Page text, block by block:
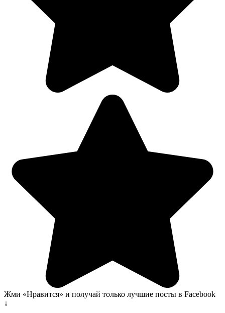
Жми «Нравится» и получай только лучшие посты в Facebook
↓